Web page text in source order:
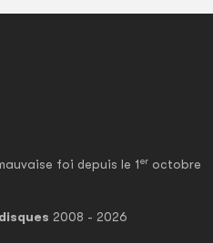
foi depuis le 1er octobre
disques 2008 - 2026